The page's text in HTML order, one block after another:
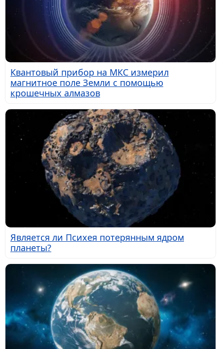
Квантовый прибор на МКС измерил
магнитное поле Земли с помощью
крошечных алмазов
Является ли Психея потерянным ядром
планеты?